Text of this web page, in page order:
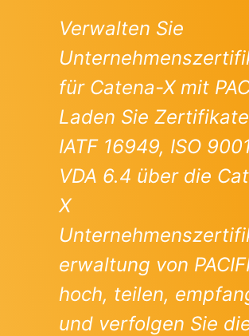
Verwalten Sie
für Catena-X mit
Laden Sie
IATF 16949, ISO
VDA 6.4 über die
X
erwaltung von
hoch, teilen,
und verfolgen Sie